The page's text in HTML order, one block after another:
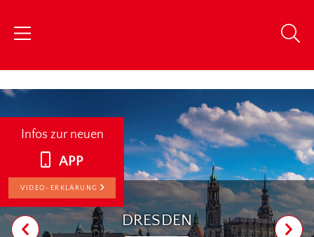
Infos zur neuen
APP
VIDEO-ERKLÄRUNG
DRESDEN